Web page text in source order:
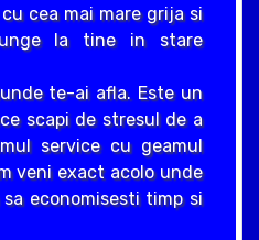
cea mai mare grija si
la tine in stare
te-ai afla. Este un
scapi de stresul de a
service cu geamul
veni exact acolo unde
economisesti timp si